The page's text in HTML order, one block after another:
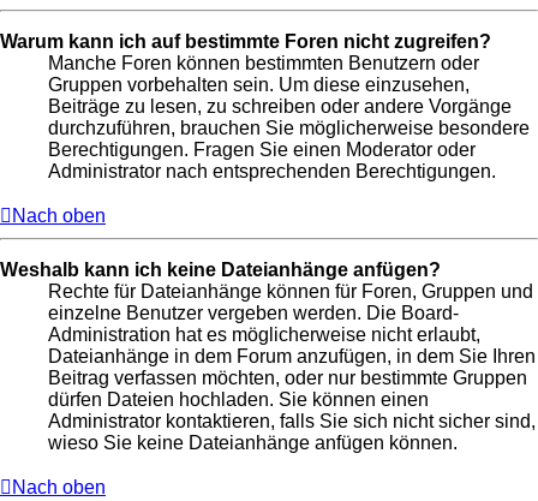
Warum kann ich auf bestimmte Foren nicht zugreifen?
Manche Foren können bestimmten Benutzern oder
Gruppen vorbehalten sein. Um diese einzusehen,
Beiträge zu lesen, zu schreiben oder andere Vorgänge
durchzuführen, brauchen Sie möglicherweise besondere
Berechtigungen. Fragen Sie einen Moderator oder
Administrator nach entsprechenden Berechtigungen.
Nach oben
Weshalb kann ich keine Dateianhänge anfügen?
Rechte für Dateianhänge können für Foren, Gruppen und
einzelne Benutzer vergeben werden. Die Board-
Administration hat es möglicherweise nicht erlaubt,
Dateianhänge in dem Forum anzufügen, in dem Sie Ihren
Beitrag verfassen möchten, oder nur bestimmte Gruppen
dürfen Dateien hochladen. Sie können einen
Administrator kontaktieren, falls Sie sich nicht sicher sind,
wieso Sie keine Dateianhänge anfügen können.
Nach oben